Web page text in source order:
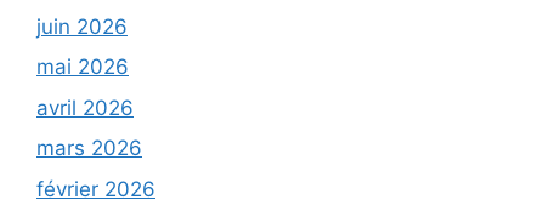
juin 2026
mai 2026
avril 2026
mars 2026
février 2026